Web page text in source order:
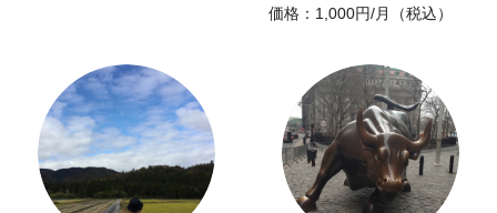
価格：1,000円/月（税込）